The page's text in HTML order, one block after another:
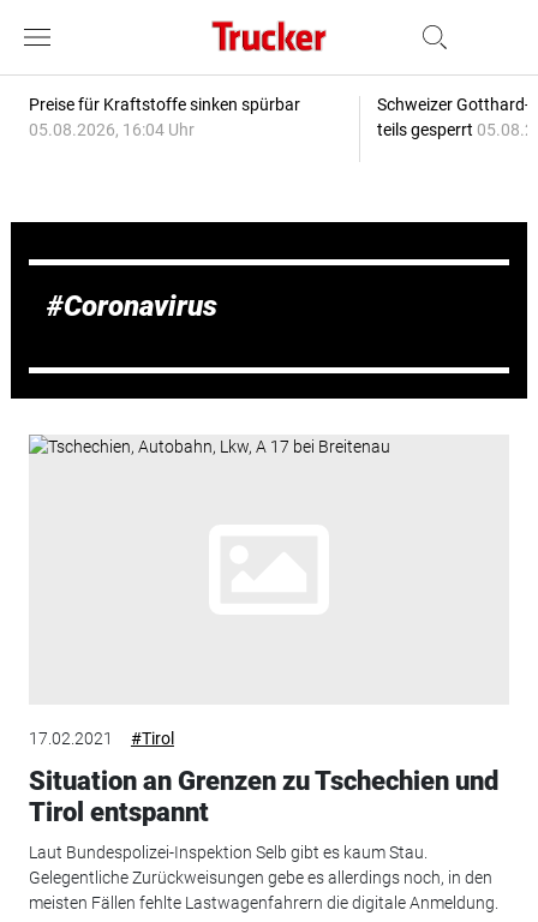
Preise für Kraftstoffe sinken spürbar
05.08.2026, 16:04 Uhr
Schweizer Gotthard-
teils gesperrt
Coronavirus
17.02.2021 #Tirol
Situation an Grenzen zu Tschechien und
Tirol entspannt
Laut Bundespolizei-Inspektion Selb gibt es kaum Stau.
Gelegentliche Zurückweisungen gebe es allerdings noch, in den
meisten Fällen fehlte Lastwagenfahrern die digitale Anmeldung.